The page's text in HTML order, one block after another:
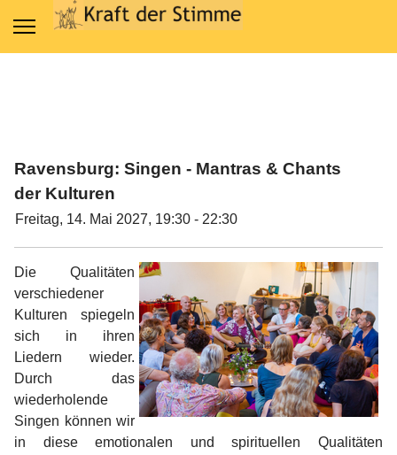
Ravensburg: Singen - Mantras & Chants
der Kulturen
Freitag, 14. Mai 2027, 19:30 - 22:30
Die Qualitäten
verschiedener
Kulturen spiegeln
sich in ihren
Liedern wieder.
Durch das
wiederholende
Singen können wir
in diese emotionalen und spirituellen Qualitäten